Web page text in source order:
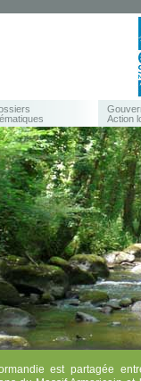
Action
est partagée